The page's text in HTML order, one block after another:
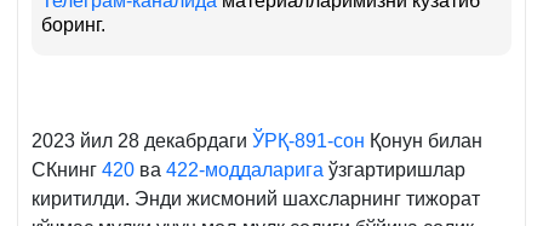
боринг.
2023 йил 28 декабрдаги ЎРҚ-891-сон Қонун билан
СКнинг 420 ва 422-моддаларига ўзгартиришлар
киритилди. Энди жисмоний шахсларнинг тижорат